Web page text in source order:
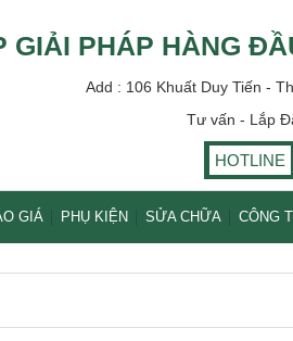
GIẢI PHÁP HÀNG
Add : 106 Khuất Duy Tiến -
Tư vấn - Lắp
HOTLINE
GIÁ PHỤ KIỆN SỬA CHỮA CÔNG